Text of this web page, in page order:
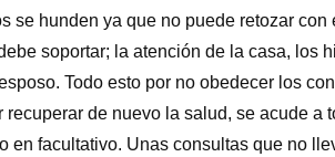
se hunden ya que no puede retozar con
soportar; la atención de la casa, los
Todo esto por no obedecer los
recuperar de nuevo la salud, se acude a
en facultativo. Unas consultas que no